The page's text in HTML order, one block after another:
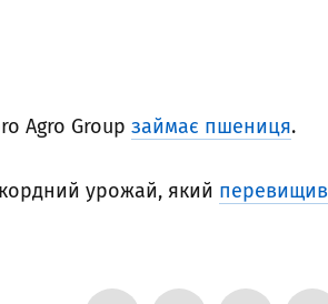
Agro Group займає пшениця.
урожай, який перевищив